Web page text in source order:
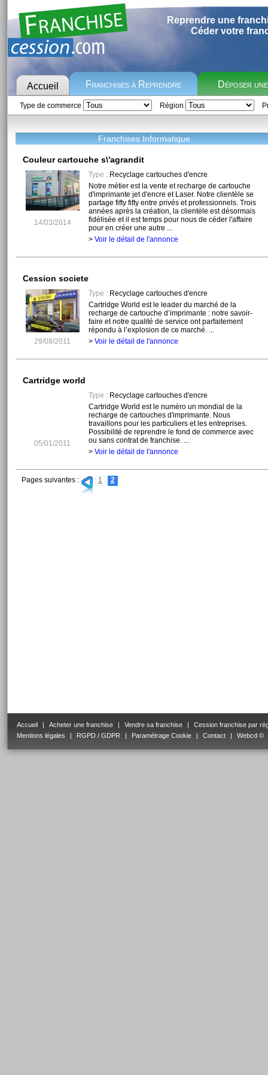
Reprendre une
Céder votre
Accueil Franchises à Reprendre Déposer
Type de commerce Région
Franchises Informatique
Couleur cartouche s\'agrandit
14/03/2014
Type :Recyclage cartouches d'encre
Notre métier est la vente et recharge de cartouche
d'imprimante jet d'encre et Laser. Notre clientèle se
partage fifty fifty entre privés et professionnels. Trois
années après la création, la clientèle est désormais
fidélisée et il est temps pour nous de céder l'affaire
pour en créer une autre ...
> Voir le détail de l'annonce
Cession societe
29/08/2011
Type :Recyclage cartouches d'encre
Cartridge World est le leader du marché de la
recharge de cartouche d’imprimante : notre savoir-
faire et notre qualité de service ont parfaitement
répondu à l’explosion de ce marché. ...
> Voir le détail de l'annonce
Cartridge world
05/01/2011
Type :Recyclage cartouches d'encre
Cartridge World est le numéro un mondial de la
recharge de cartouches d'imprimante. Nous
travaillons pour les particuliers et les entreprises.
Possibilité de reprendre le fond de commerce avec
ou sans contrat de franchise. ...
> Voir le détail de l'annonce
Pages suivantes : 1 2
Accueil | Acheter une franchise | Vendre sa franchise |
Cession franchise par
Mentions légales
| RGPD / GDPR | Paramétrage Cookie | Contact | Webcd ©